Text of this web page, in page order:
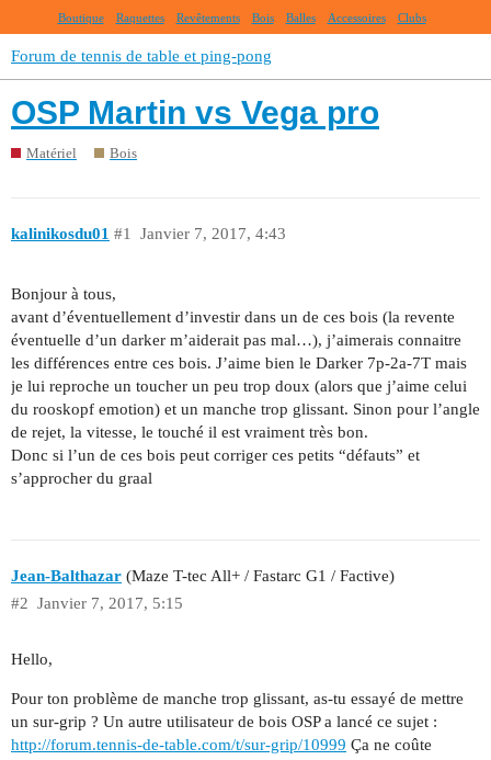
Boutique Raquettes Revêtements Bois Balles Accessoires Clubs
Forum de tennis de table et ping-pong
OSP Martin vs Vega pro
Matériel Bois
kalinikosdu01 Janvier 7, 2017, 4:43
#1
Bonjour à tous,
avant d’éventuellement d’investir dans un de ces bois (la revente
éventuelle d’un darker m’aiderait pas mal…), j’aimerais connaitre
les différences entre ces bois. J’aime bien le Darker 7p-2a-7T mais
je lui reproche un toucher un peu trop doux (alors que j’aime celui
du rooskopf emotion) et un manche trop glissant. Sinon pour l’angle
de rejet, la vitesse, le touché il est vraiment très bon.
Donc si l’un de ces bois peut corriger ces petits “défauts” et
s’approcher du graal
Jean-Balthazar (Maze T-tec All+ / Fastarc G1 / Factive)
Janvier 7, 2017, 5:15
#2
Hello,
Pour ton problème de manche trop glissant, as-tu essayé de mettre
un sur-grip ? Un autre utilisateur de bois OSP a lancé ce sujet :
http://forum.tennis-de-table.com/t/sur-grip/10999 Ça ne coûte